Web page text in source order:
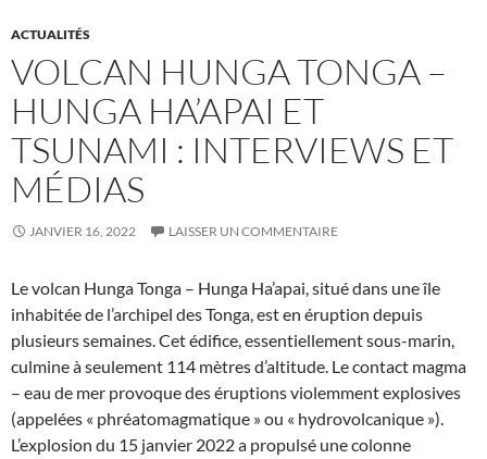
ACTUALITÉS
VOLCAN HUNGA TONGA –
HUNGA HA’APAI ET
TSUNAMI : INTERVIEWS ET
MÉDIAS
JANVIER 16, 2022 LAISSER UN COMMENTAIRE
Le volcan Hunga Tonga – Hunga Ha’apai, situé dans une île
inhabitée de l’archipel des Tonga, est en éruption depuis
plusieurs semaines. Cet édifice, essentiellement sous-marin,
culmine à seulement 114 mètres d’altitude. Le contact magma
– eau de mer provoque des éruptions violemment explosives
(appelées « phréatomagmatique » ou « hydrovolcanique »).
L’explosion du 15 janvier 2022 a propulsé une colonne